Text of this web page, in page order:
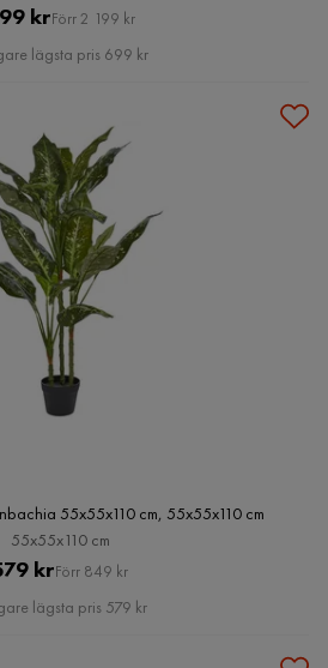
Pris
kr Original
Pris
Förr 2 199 kr
lägsta pris 699 kr
55x55x110 cm, 55x55x110 cm
55x55x110 cm
Pris
krOriginal
Pris
Förr 849 kr
lägsta pris 579 kr